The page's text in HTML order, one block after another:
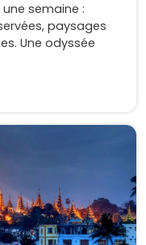
semaine :
paysages
Une odyssée